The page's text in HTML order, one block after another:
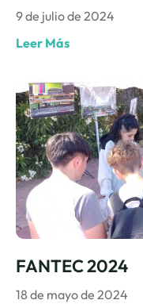
9 de julio de 2024
Leer Más
FANTEC 2024
18 de mayo de 2024